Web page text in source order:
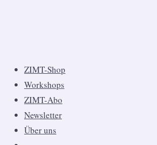
ZIMT-Shop
Workshops
ZIMT-Abo
Newsletter
Über uns